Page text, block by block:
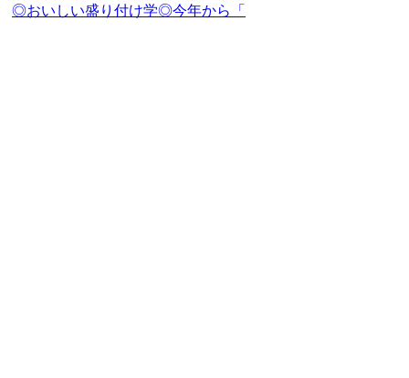
◎おいしい盛り付け学◎今年から「